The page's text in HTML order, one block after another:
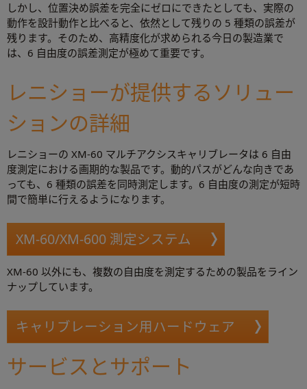
しかし、位置決め誤差を完全にゼロにできたとしても、実際の
動作を設計動作と比べると、依然として残りの 5 種類の誤差が
残ります。そのため、高精度化が求められる今日の製造業で
は、6 自由度の誤差測定が極めて重要です。
レニショーが提供するソリュー
ションの詳細
レニショーの XM-60 マルチアクシスキャリブレータは 6 自由
度測定における画期的な製品です。動的パスがどんな向きであ
っても、6 種類の誤差を同時測定します。6 自由度の測定が短時
間で簡単に行えるようになります。
XM-60/XM-600 測定システム
XM-60 以外にも、複数の自由度を測定するための製品をライン
ナップしています。
キャリブレーション用ハードウェア
サービスとサポート